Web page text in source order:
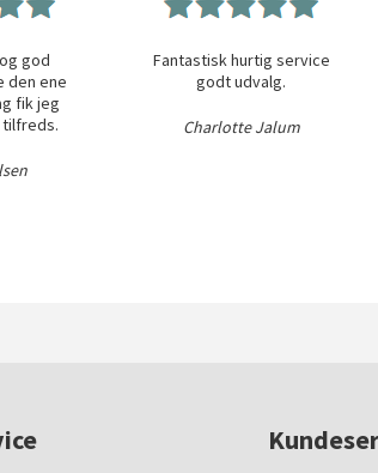
god
den ene
fik jeg
tilfreds.
Fantastisk hurtig service
godt udvalg.
Charlotte Jalum